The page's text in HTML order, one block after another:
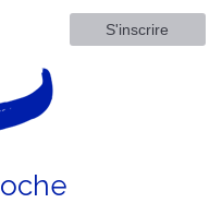
S'inscrire